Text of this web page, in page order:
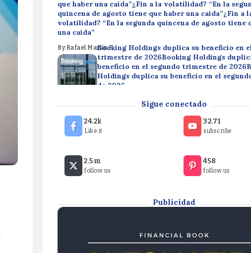
que haber una caída”¿Fin a la volatilidad? “En la
quincena de agosto tiene que haber una caída”¿Fin a
volatilidad? “En la segunda quincena de agosto tiene
una caída”
By Rafael Martín F.Booking Holdings duplica su beneficio en
trimestre de 2026Booking Holdings
beneficio en el segundo trimestre de
Holdings duplica su beneficio en el
de 2026
Rafael Martín F.
Disney reduce su beneficio en un 49,9%
trimestre fiscalDisney reduce su beneficio
49,9% en el tercer trimestre fiscalDisney
beneficio en un 49,9% en el tercer
¿Fin a la volatilidad? “En la segunda quincena de
que haber una caída”¿Fin a la volatilidad? “En la
quincena de agosto tiene que haber una caída”¿Fin a
ByRafael Martín F.
Sigue conectado
24.2k
Like it
32.71
subscribe
2.5m
follow us
458
follow us
Publicidad